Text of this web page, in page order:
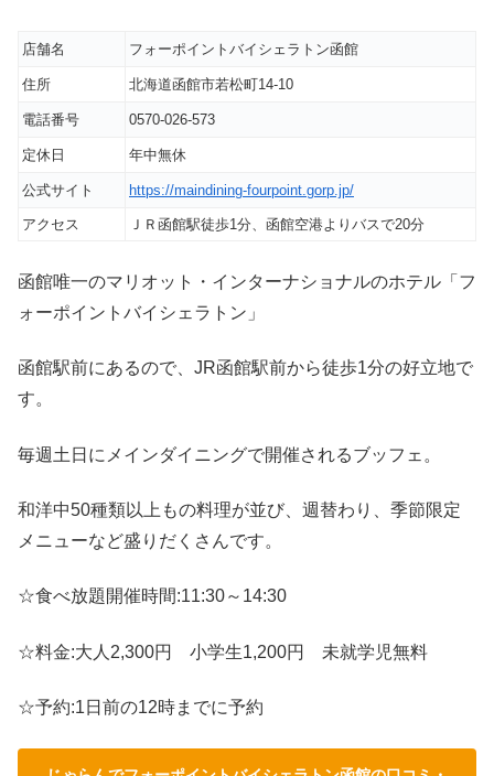
店舗名 フォーポイントバイシェラトン函館
住所 北海道函館市若松町14-10
電話番号 0570-026-573
定休日 年中無休
公式サイト https://maindining-fourpoint.gorp.jp/
アクセス ＪＲ函館駅徒歩1分、函館空港よりバスで20分
函館唯一のマリオット・インターナショナルのホテル「フ
ォーポイントバイシェラトン」
函館駅前にあるので、JR函館駅前から徒歩1分の好立地で
す。
毎週土日にメインダイニングで開催されるブッフェ。
和洋中50種類以上もの料理が並び、週替わり、季節限定
メニューなど盛りだくさんです。
☆食べ放題開催時間:11:30～14:30
☆料金:大人2,300円 小学生1,200円 未就学児無料
☆予約:1日前の12時までに予約